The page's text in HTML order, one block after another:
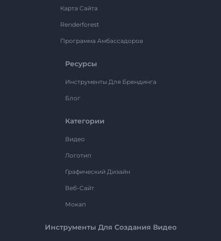
Карта Сайта
Renderforest
Программа Амбассадоров
Ресурсы
Инструменты Для Брендинга
Блог
Категории
Видео
Логотип
Графический Дизайн
Веб-Сайт
Мокап
Инструменты Для Создания Видео